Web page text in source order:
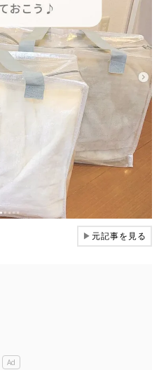
▶元記事を見る